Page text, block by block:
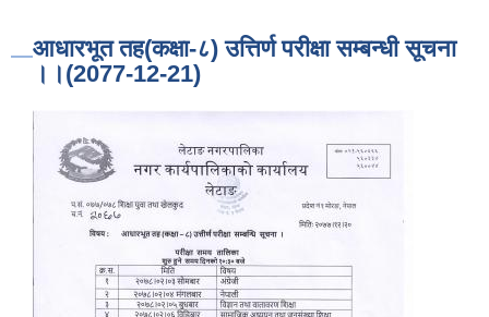
आधारभूत तह(कक्षा-८) उत्तिर्ण परीक्षा सम्बन्धी सूचना
।।(2077-12-21)